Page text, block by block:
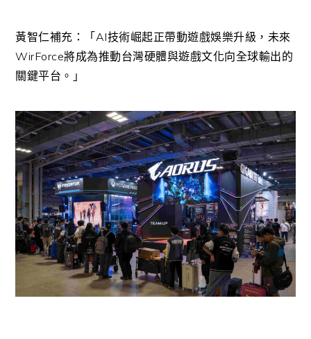
黃智仁補充：「AI技術崛起正帶動遊戲娛樂升級，未來
WirForce將成為推動台灣硬體與遊戲文化向全球輸出的
關鍵平台。」